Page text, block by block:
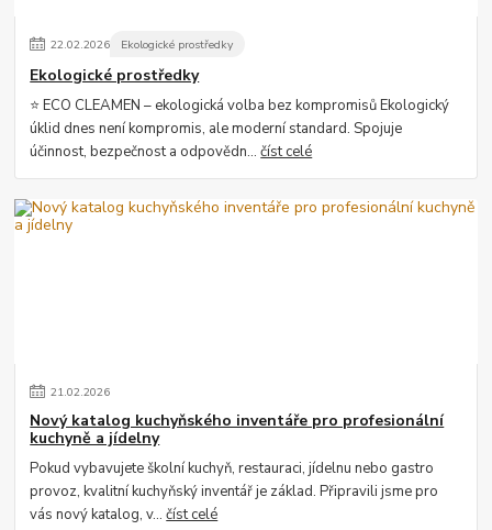
22.02.2026 Ekologické prostředky
Ekologické prostředky
⭐ ECO CLEAMEN – ekologická volba bez kompromisů Ekologický
úklid dnes není kompromis, ale moderní standard. Spojuje
účinnost, bezpečnost a odpovědn...číst celé
21.02.2026
Nový katalog kuchyňského inventáře pro profesionální
kuchyně a jídelny
Pokud vybavujete školní kuchyň, restauraci, jídelnu nebo gastro
provoz, kvalitní kuchyňský inventář je základ. Připravili jsme pro
vás nový katalog, v...číst celé